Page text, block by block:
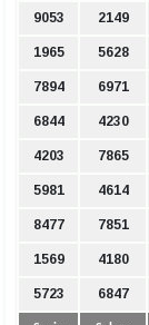
9053 2149
1965 5628
7894 6971
6844 4230
4203 7865
5981 4614
8477 7851
1569 4180
5723 6847